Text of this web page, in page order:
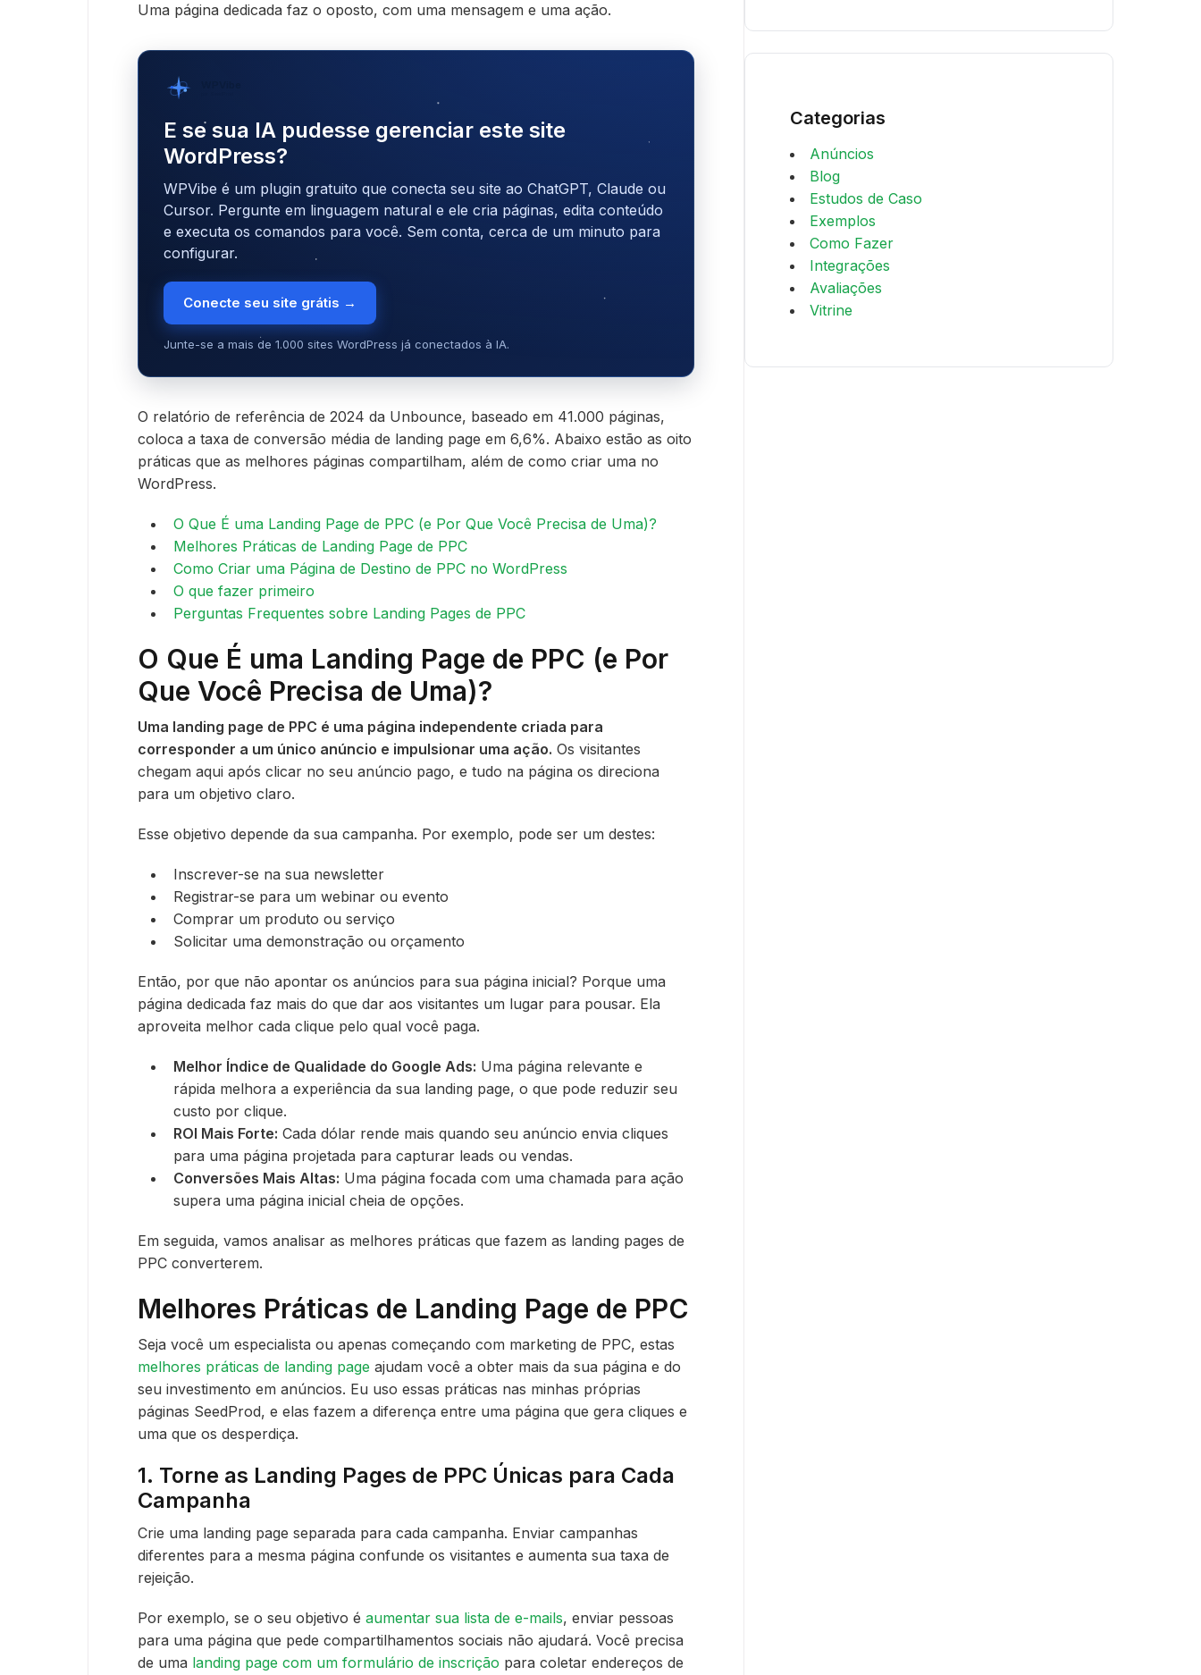
Uma página dedicada faz o oposto, com uma mensagem e uma ação.
E se sua IA pudesse gerenciar este site
WordPress?
WPVibe é um plugin gratuito que conecta seu site ao ChatGPT, Claude ou
Cursor. Pergunte em linguagem natural e ele cria páginas, edita conteúdo
e executa os comandos para você. Sem conta, cerca de um minuto para
configurar.
Conecte seu site grátis →
Junte-se a mais de 1.000 sites WordPress já conectados à IA.
O relatório de referência de 2024 da Unbounce, baseado em 41.000 páginas,
coloca a taxa de conversão média de landing page em 6,6%. Abaixo estão as oito
práticas que as melhores páginas compartilham, além de como criar uma no
WordPress.
O Que É uma Landing Page de PPC (e Por Que Você Precisa de Uma)?
Melhores Práticas de Landing Page de PPC
Como Criar uma Página de Destino de PPC no WordPress
O que fazer primeiro
Perguntas Frequentes sobre Landing Pages de PPC
O Que É uma Landing Page de PPC (e Por
Que Você Precisa de Uma)?
Uma landing page de PPC é uma página independente criada para
corresponder a um único anúncio e impulsionar uma ação. Os visitantes
chegam aqui após clicar no seu anúncio pago, e tudo na página os direciona
para um objetivo claro.
Esse objetivo depende da sua campanha. Por exemplo, pode ser um destes:
Inscrever-se na sua newsletter
Registrar-se para um webinar ou evento
Comprar um produto ou serviço
Solicitar uma demonstração ou orçamento
Então, por que não apontar os anúncios para sua página inicial? Porque uma
página dedicada faz mais do que dar aos visitantes um lugar para pousar. Ela
aproveita melhor cada clique pelo qual você paga.
Melhor Índice de Qualidade do Google Ads: Uma página relevante e
rápida melhora a experiência da sua landing page, o que pode reduzir seu
custo por clique.
ROI Mais Forte: Cada dólar rende mais quando seu anúncio envia cliques
para uma página projetada para capturar leads ou vendas.
Conversões Mais Altas: Uma página focada com uma chamada para ação
supera uma página inicial cheia de opções.
Em seguida, vamos analisar as melhores práticas que fazem as landing pages de
PPC converterem.
Melhores Práticas de Landing Page de PPC
Seja você um especialista ou apenas começando com marketing de PPC, estas
melhores práticas de landing page ajudam você a obter mais da sua página e do
seu investimento em anúncios. Eu uso essas práticas nas minhas próprias
páginas SeedProd, e elas fazem a diferença entre uma página que gera cliques e
uma que os desperdiça.
1. Torne as Landing Pages de PPC Únicas para Cada
Campanha
Crie uma landing page separada para cada campanha. Enviar campanhas
diferentes para a mesma página confunde os visitantes e aumenta sua taxa de
rejeição.
Por exemplo, se o seu objetivo é aumentar sua lista de e-mails, enviar pessoas
para uma página que pede compartilhamentos sociais não ajudará. Você precisa
de uma landing page com um formulário de inscrição para coletar endereços de
Categorias
Anúncios
Blog
Estudos de Caso
Exemplos
Como Fazer
Integrações
Avaliações
Vitrine